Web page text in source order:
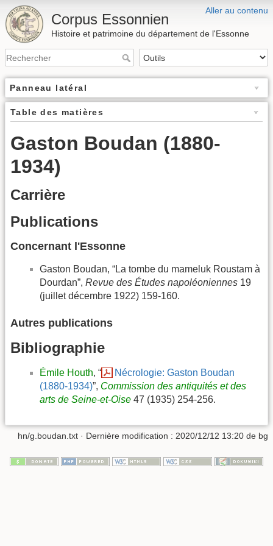
Aller au contenu
Corpus Essonnien
Histoire et patrimoine du département de l'Essonne
Panneau latéral
Table des matières
Gaston Boudan (1880-
1934)
Carrière
Publications
Concernant l'Essonne
Gaston Boudan, “La tombe du mameluk Roustam à
Dourdan”, Revue des Études napoléoniennes 19
(juillet décembre 1922) 159-160.
Autres publications
Bibliographie
Émile Houth, “
Nécrologie: Gaston Boudan
(1880-1934)”, Commission des antiquités et des
arts de Seine-et-Oise 47 (1935) 254-256.
hn/g.boudan.txt · Dernière modification : 2020/12/12 13:20 de bg